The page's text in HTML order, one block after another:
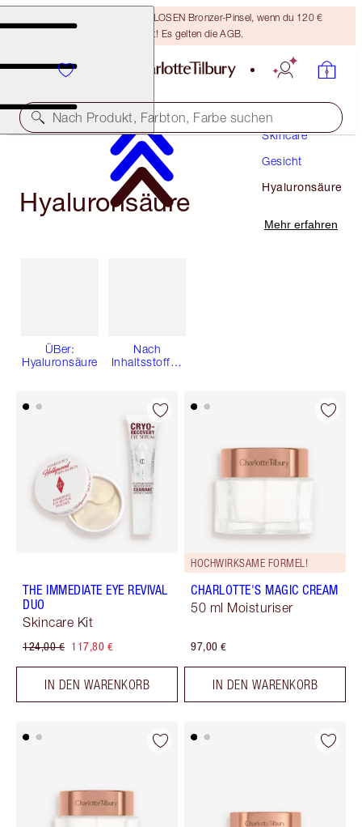
Sichere dir einen KOSTENLOSEN Bronzer-Pinsel, wenn du 120 €
ausgibst! Es gelten die AGB.
Nach Produkt, Farbton, Farbe suchen
Skincare
Gesicht
Hyaluronsäure
Hyaluronsäure
Mehr erfahren
ÜBer:
Hyaluronsäure
Nach
Inhaltsstoffen
THE IMMEDIATE EYE REVIVAL
DUO
Skincare Kit
124,00 € 117,80 €
IN DEN WARENKORB
HOCHWIRKSAME FORMEL!
CHARLOTTE'S MAGIC CREAM
50 ml Moisturiser
97,00 €
IN DEN WARENKORB